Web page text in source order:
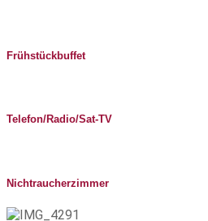
Frühstückbuffet
Telefon/Radio/Sat-TV
Nichtraucherzimmer